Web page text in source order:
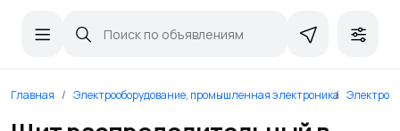
Главная Электрооборудование, промышленная электроника